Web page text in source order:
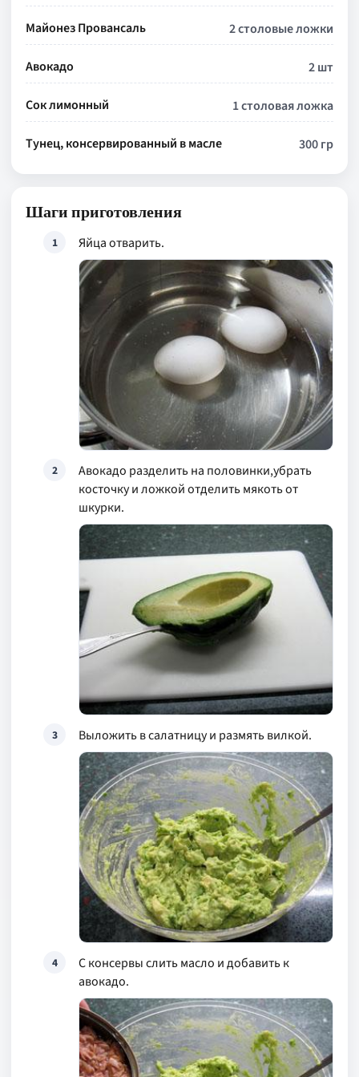
Майонез Провансаль 2 столовые ложки
Авокадо 2 шт
Сок лимонный 1 столовая ложка
Тунец, консервированный в масле 300 гр
Шаги приготовления
1 Яйца отварить.
2
Авокадо разделить на половинки,убрать
косточку и ложкой отделить мякоть от
шкурки.
3 Выложить в салатницу и размять вилкой.
4
С консервы слить масло и добавить к
авокадо.